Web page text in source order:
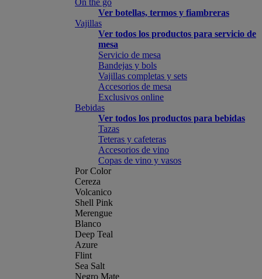
On the go
Ver botellas, termos y fiambreras
Vajillas
Ver todos los productos para servicio de
mesa
Servicio de mesa
Bandejas y bols
Vajillas completas y sets
Accesorios de mesa
Exclusivos online
Bebidas
Ver todos los productos para bebidas
Tazas
Teteras y cafeteras
Accesorios de vino
Copas de vino y vasos
Por Color
Cereza
Volcanico
Shell Pink
Merengue
Blanco
Deep Teal
Azure
Flint
Sea Salt
Negro Mate